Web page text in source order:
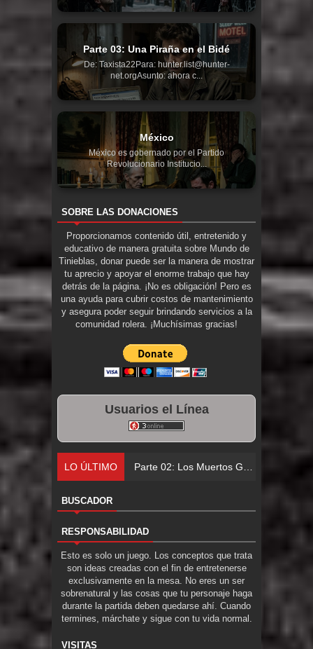
Parte 03: Una Piraña en el Bidé
De: Taxista22Para: hunter.list@hunter-
net.orgAsunto: ahora c...
México
México es gobernado por el Partido
Revolucionario Institucio...
SOBRE LAS DONACIONES
Proporcionamos contenido útil, entretenido y
educativo de manera gratuita sobre Mundo de
Tinieblas, donar puede ser la manera de mostrar
tu aprecio y apoyar el enorme trabajo que hay
detrás de la página. ¡No es obligación! Pero es
una ayuda para cubrir costos de mantenimiento
y asegura poder seguir brindando servicios a la
comunidad rolera. ¡Muchísimas gracias!
Usuarios el Línea
LO ÚLTIMO Parte 01:
BUSCADOR
RESPONSABILIDAD
Esto es solo un juego. Los conceptos que trata
son ideas creadas con el fin de entretenerse
exclusivamente en la mesa. No eres un ser
sobrenatural y las cosas que tu personaje haga
durante la partida deben quedarse ahí. Cuando
termines, márchate y sigue con tu vida normal.
VISITAS